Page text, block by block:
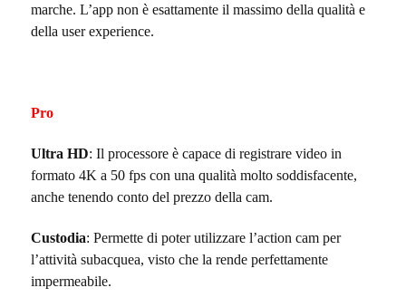
marche. L’app non è esattamente il massimo della qualità e
della user experience.
Pro
Ultra HD: Il processore è capace di registrare video in
formato 4K a 50 fps con una qualità molto soddisfacente,
anche tenendo conto del prezzo della cam.
Custodia: Permette di poter utilizzare l’action cam per
l’attività subacquea, visto che la rende perfettamente
impermeabile.